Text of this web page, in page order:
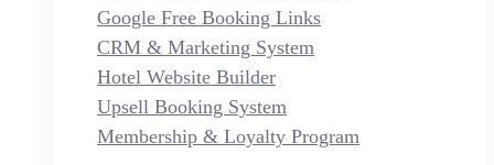
Google Free Booking Links
CRM & Marketing System
Hotel Website Builder
Upsell Booking System
Membership & Loyalty Program